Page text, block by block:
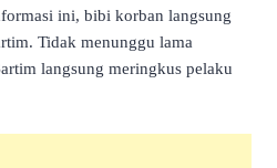
ini, bibi korban langsung
Tidak menunggu lama
langsung meringkus pelaku